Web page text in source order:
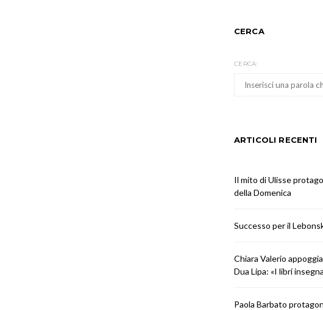
CERCA
CERCA:
ARTICOLI RECENTI
Il mito di Ulisse
della Domenica
Successo per il
Chiara Valerio
Dua Lipa: «I libri
Paola Barbato